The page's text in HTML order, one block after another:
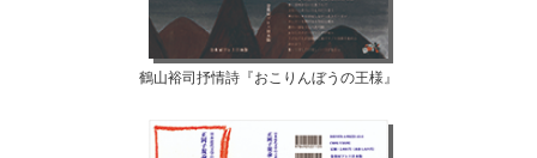
鶴山裕司抒情詩『おこりんぼうの王様』